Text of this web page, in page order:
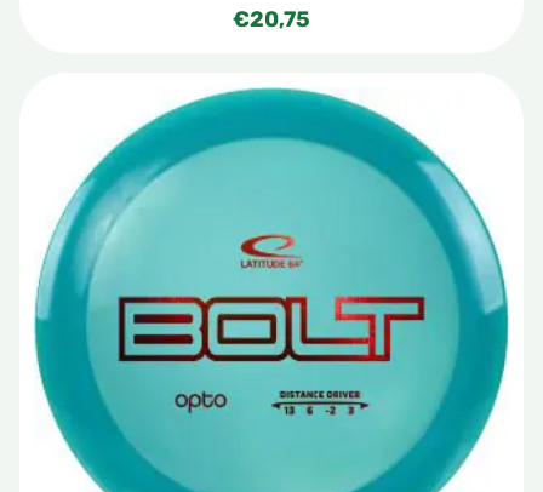
€20,75
heeft
meerdere
variaties.
Deze
optie
kan
gekozen
worden